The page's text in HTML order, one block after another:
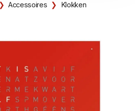
Accessoires Klokken